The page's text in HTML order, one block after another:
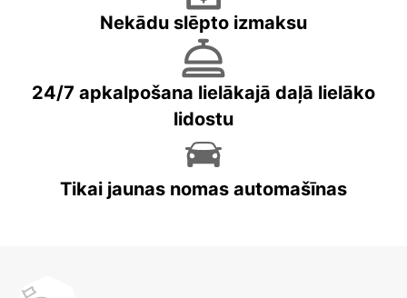
Nekādu slēpto izmaksu
24/7 apkalpošana lielākajā daļā lielāko
lidostu
Tikai jaunas nomas automašīnas